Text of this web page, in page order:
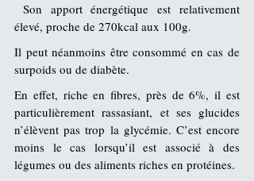
élevé, proche de 270kcal aux 100g.
Il peut néanmoins être consommé en cas de
surpoids ou de diabète.
En effet, riche en fibres, près de 6%, il est
particulièrement rassasiant, et ses glucides
n’élèvent pas trop la glycémie. C’est encore
moins le cas lorsqu’il est associé à des
légumes ou des aliments riches en protéines.